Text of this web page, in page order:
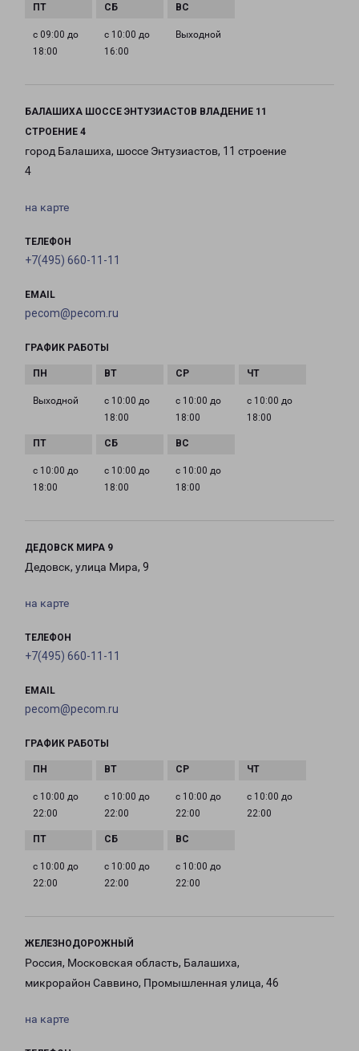
с 09:00 до
18:00
с 10:00 до
16:00
Выходной
БАЛАШИХА ШОССЕ ЭНТУЗИАСТОВ ВЛАДЕНИЕ 11
СТРОЕНИЕ 4
город Балашиха, шоссе Энтузиастов, 11 строение
4
на карте
ТЕЛЕФОН
+7(495) 660-11-11
EMAIL
pecom@pecom.ru
ГРАФИК РАБОТЫ
Выходной
с 10:00 до
18:00
с 10:00 до
18:00
с 10:00 до
18:00
с 10:00 до
18:00
с 10:00 до
18:00
с 10:00 до
18:00
ДЕДОВСК МИРА 9
Дедовск, улица Мира, 9
на карте
ТЕЛЕФОН
+7(495) 660-11-11
EMAIL
pecom@pecom.ru
ГРАФИК РАБОТЫ
с 10:00 до
22:00
с 10:00 до
22:00
с 10:00 до
22:00
с 10:00 до
22:00
с 10:00 до
22:00
с 10:00 до
22:00
с 10:00 до
22:00
ЖЕЛЕЗНОДОРОЖНЫЙ
Россия, Московская область, Балашиха,
микрорайон Саввино, Промышленная улица, 46
на карте